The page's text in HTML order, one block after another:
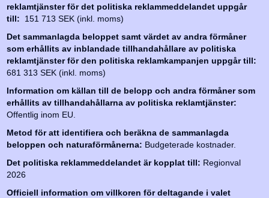
reklamtjänster för det politiska reklammeddelandet uppgår
till:
151 713 SEK (inkl. moms)
Det sammanlagda beloppet samt värdet av andra förmåner
som erhållits av inblandade tillhandahållare av politiska
reklamtjänster för den politiska reklamkampanjen uppgår till:
681 313 SEK (inkl. moms)
Information om källan till de belopp och andra förmåner som
erhållits av tillhandahållarna av politiska reklamtjänster:
Offentlig inom EU.
Metod för att identifiera och beräkna de sammanlagda
beloppen och naturaförmånerna: Budgeterade kostnader.
Det politiska reklammeddelandet är kopplat till: Regionval
2026
Officiell information om villkoren för deltagande i valet